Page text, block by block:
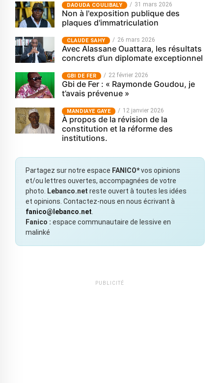
‎DAOUDA COULIBALY 31 mars 2026
Non à l'exposition publique des
plaques d'immatriculation
CLAUDE SAHY 26 mars 2026
Avec Alassane Ouattara, les résultats
concrets d’un diplomate exceptionnel
GBI DE FER 22 février 2026
Gbi de Fer : « Raymonde Goudou, je
t’avais prévenue »
MANDIAYE GAYE 12 janvier 2026
À propos de la révision de la
constitution et la réforme des
institutions.
Partagez sur notre espace FANICO*vos opinions
et/ou lettres ouvertes, accompagnées de votre
photo.
Lebanco.net reste ouvert à toutes les idées
et opinions. Contactez-nous en nous écrivant à
fanico@lebanco.net
Fanico : espace communautaire de lessive en
malinké
PUBLICITÉ